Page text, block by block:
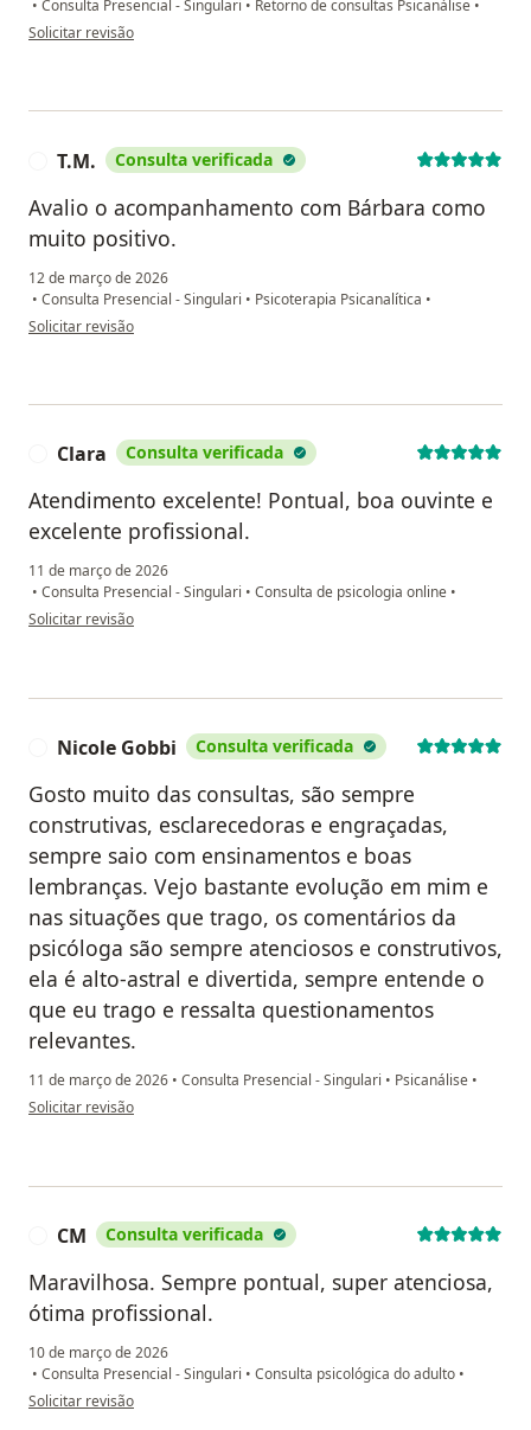
• Consulta Presencial - Singulari • Retorno de consultas Psicanálise •
na opinião do utilizador LP
Solicitar revisão
T.M. Consulta verificada
Avalio o acompanhamento com Bárbara como
muito positivo.
12 de março de 2026
• Consulta Presencial - Singulari • Psicoterapia Psicanalítica •
na opinião do utilizador T.M.
Solicitar revisão
Clara Consulta verificada
Atendimento excelente! Pontual, boa ouvinte e
excelente profissional.
11 de março de 2026
• Consulta Presencial - Singulari • Consulta de psicologia online •
na opinião do utilizador Clara
Solicitar revisão
Nicole Gobbi Consulta verificada
Gosto muito das consultas, são sempre
construtivas, esclarecedoras e engraçadas,
sempre saio com ensinamentos e boas
lembranças. Vejo bastante evolução em mim e
nas situações que trago, os comentários da
psicóloga são sempre atenciosos e construtivos,
ela é alto-astral e divertida, sempre entende o
que eu trago e ressalta questionamentos
relevantes.
11 de março de 2026 • Consulta Presencial - Singulari • Psicanálise •
na opinião do utilizador Nicole Gobbi
Solicitar revisão
CM Consulta verificada
Maravilhosa. Sempre pontual, super atenciosa,
ótima profissional.
10 de março de 2026
• Consulta Presencial - Singulari • Consulta psicológica do adulto •
na opinião do utilizador CM
Solicitar revisão